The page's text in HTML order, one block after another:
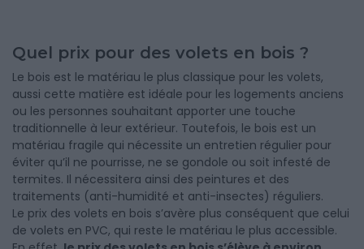
Quel prix pour des volets en bois ?
Le bois est le matériau le plus classique pour les volets,
aussi cette matière est idéale pour les logements anciens
ou les personnes souhaitant apporter une touche
traditionnelle à leur extérieur. Toutefois, le bois est un
matériau fragile qui nécessite un entretien régulier pour
éviter qu’il ne pourrisse, ne se gondole ou soit infesté de
termites. Il nécessitera ainsi des peintures et des
traitements (anti-humidité et anti-insectes) réguliers.
Le prix des volets en bois s’avère plus conséquent que celui
de volets en PVC, qui reste le matériau le plus accessible.